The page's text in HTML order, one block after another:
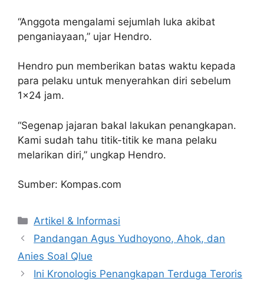
“Anggota mengalami sejumlah luka akibat
penganiayaan,” ujar Hendro.
Hendro pun memberikan batas waktu kepada
para pelaku untuk menyerahkan diri sebelum
1×24 jam.
“Segenap jajaran bakal lakukan penangkapan.
Kami sudah tahu titik-titik ke mana pelaku
melarikan diri,” ungkap Hendro.
Sumber: Kompas.com
Artikel & Informasi
Pandangan Agus Yudhoyono, Ahok, dan
Anies Soal Qlue
Ini Kronologis Penangkapan Terduga Teroris